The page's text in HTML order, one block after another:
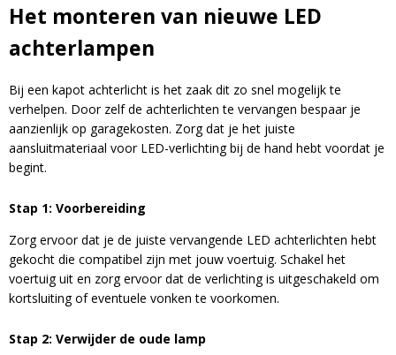
Het monteren van nieuwe LED
achterlampen
Bij een kapot achterlicht is het zaak dit zo snel mogelijk te
verhelpen. Door zelf de achterlichten te vervangen bespaar je
aanzienlijk op garagekosten. Zorg dat je het juiste
aansluitmateriaal voor LED-verlichting bij de hand hebt voordat je
begint.
Stap 1: Voorbereiding
Zorg ervoor dat je de juiste vervangende LED achterlichten hebt
gekocht die compatibel zijn met jouw voertuig. Schakel het
voertuig uit en zorg ervoor dat de verlichting is uitgeschakeld om
kortsluiting of eventuele vonken te voorkomen.
Stap 2: Verwijder de oude lamp